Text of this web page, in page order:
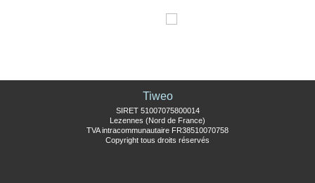
Tiweo
SIRET 51007075800014
Lezennes (Nord de France)
TVA intracommunautaire FR38510070758
Copyright tous droits réservés